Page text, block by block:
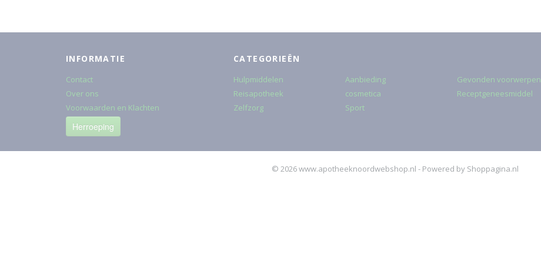
INFORMATIE
Contact
Over ons
Voorwaarden en Klachten
Herroeping
CATEGORIEËN
Hulpmiddelen
Reisapotheek
Zelfzorg
Aanbieding
cosmetica
Sport
Gevonden voorwerpen
Receptgeneesmiddel
© 2026 www.apotheeknoordwebshop.nl - Powered by Shoppagina.nl